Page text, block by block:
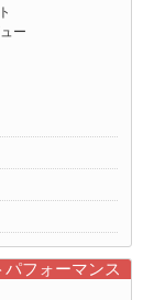
ー
フォーマンス